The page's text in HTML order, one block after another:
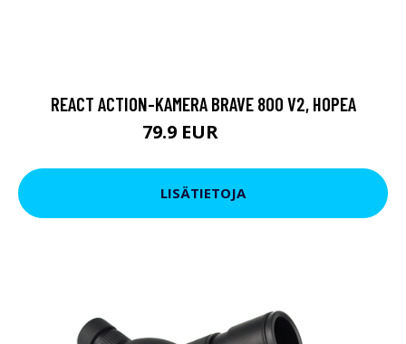
REACT ACTION-KAMERA BRAVE 800 V2, HOPEA
79.9 EUR
LISÄTIETOJA